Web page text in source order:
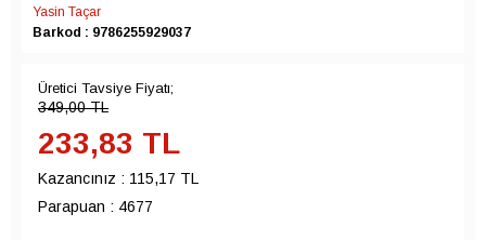
Yasin Taçar
Barkod : 9786255929037
Üretici Tavsiye Fiyatı;
349,00TL
233,83 TL
Kazancınız : 115,17 TL
Parapuan : 4677